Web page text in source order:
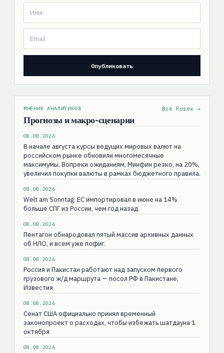
МНЕНИЕ АНАЛИТИКОВ
Прогнозы и макро-сценарии
Все Forex →
08.08.2026
В начале августа курсы ведущих мировых валют на
российском рынке обновили многомесячные
максимумы. Вопреки ожиданиям, Минфин резко, на 20%,
увеличил покупки валюты в рамках бюджетного правила.
08.08.2026
Welt am Sonntag: ЕС импортировал в июне на 14%
больше СПГ из России, чем год назад
08.08.2026
Пентагон обнародовал пятый массив архивных данных
об НЛО, и всем уже пофиг.
08.08.2026
Россия и Пакистан работают над запуском первого
грузового ж/д маршрута — посол РФ в Пакистане,
Известия
08.08.2026
Сенат США официально принял временный
законопроект о расходах, чтобы избежать шатдауна 1
октября
08.08.2026